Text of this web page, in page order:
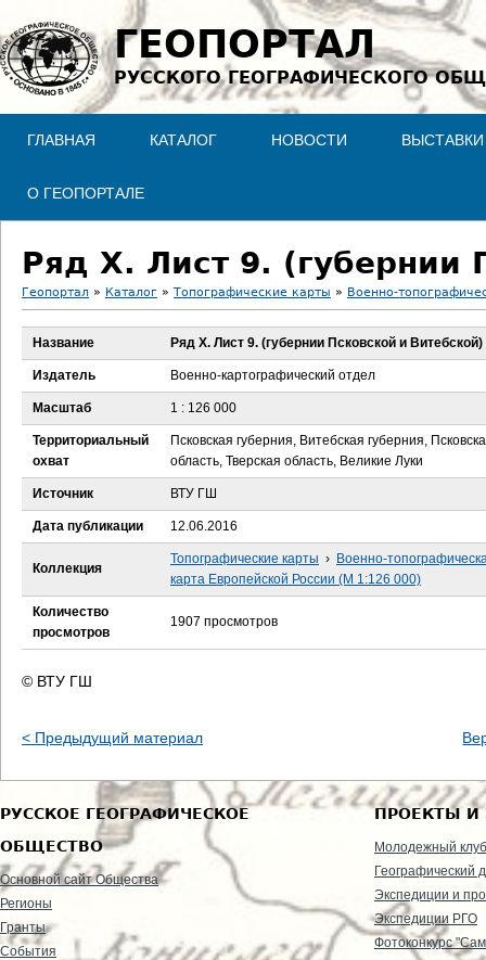
Jump to navigation
ГЕОПОРТАЛ
РУССКОГО ГЕОГРАФИЧЕСКОГО
ГЛАВНАЯ КАТАЛОГ НОВОСТИ ВЫСТАВКИ
О ГЕОПОРТАЛЕ
Ряд X. Лист 9. (губернии
В
ы
д
е
с
Геопортал » Каталог » Топографические карты » Военно-
Название Ряд X. Лист 9. (губернии Псковской и Витебской)
Издатель Военно-картографический отдел
Масштаб 1 : 126 000
Территориальный
охват
Псковская губерния, Витебская губерния,
область, Тверская область, Великие Луки
Источник ВТУ ГШ
Дата публикации 12.06.2016
Коллекция
Топографические карты › Военно-
карта Европейской России (М 1:126 000)
Количество
просмотров
1907 просмотров
© ВТУ ГШ
< Предыдущий материал
РУССКОЕ ГЕОГРАФИЧЕСКОЕ
ОБЩЕСТВО
Основной сайт Общества
Регионы
Гранты
События
ПРОЕКТЫ И
Молодежный клуб
Географический
Экспедиции и
Экспедиции РГО
Фотоконкурс